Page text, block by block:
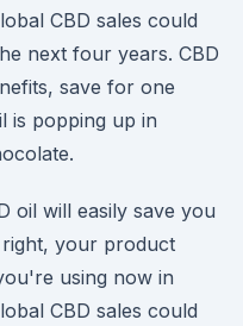
CBD sales could
next four years. CBD
save for one
is popping up in
oil will easily save you
your product
using now in
CBD sales could